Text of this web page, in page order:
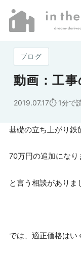
ホーム» 動画：工事の
ブログ
動画：工
2019.07.17 1分で
基礎の立ち上がり鉄
70万円の追加になり
と言う相談がありま
では、適正価格はい